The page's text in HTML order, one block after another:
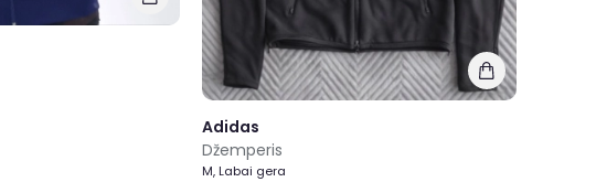
Adidas
Džemperis
M, Labai gera